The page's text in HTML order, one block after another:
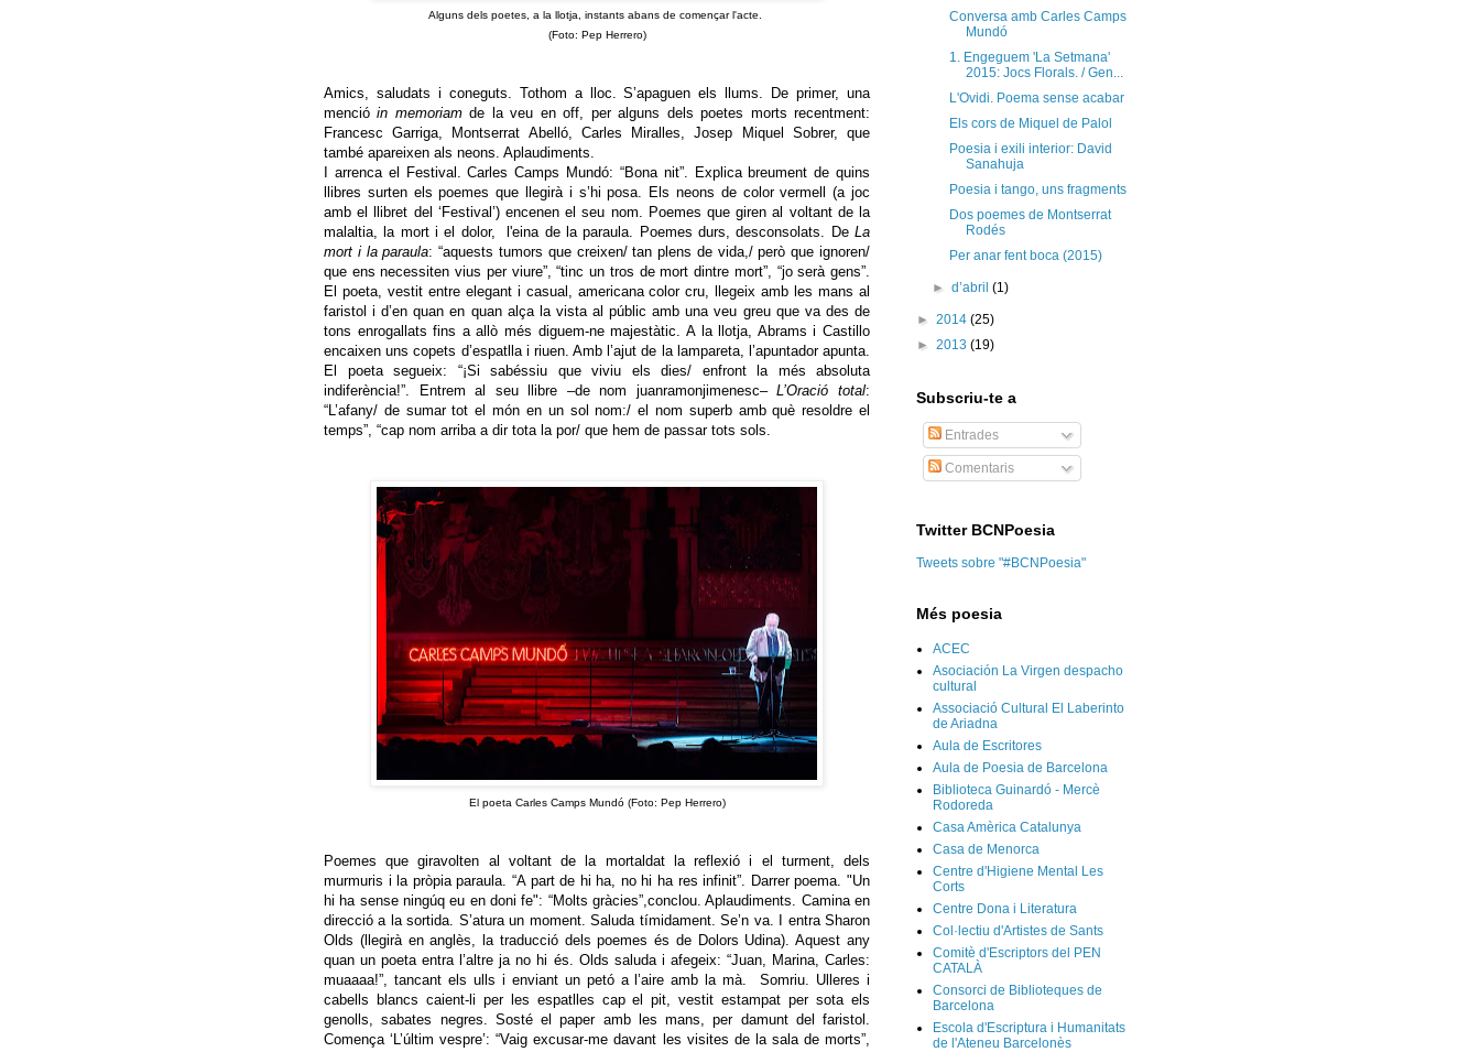
Alguns dels poetes, a la llotja, instants abans de començar l'acte.
(Foto: Pep Herrero)
Amics, saludats i coneguts. Tothom a lloc. S’apaguen els llums. De primer, una
mencióin memoriamde la veu en off, per alguns dels poetes morts recentment:
Francesc Garriga, Montserrat Abelló, Carles Miralles, Josep Miquel Sobrer, que
també apareixen als neons. Aplaudiments.
I arrenca el Festival. Carles Camps Mundó: “Bona nit”. Explica breument de quins
llibres surten els poemes que llegirà i s’hi posa. Els neons de color vermell (a joc
amb el llibret del ‘Festival’) encenen el seu nom. Poemes que giren al voltant de la
malaltia, la mort i el dolor, l'eina de la paraula. Poemes durs, desconsolats. DeLa
mort i la paraula: “aquests tumors que creixen/ tan plens de vida,/ però que ignoren/
que ens necessiten vius per viure”, “tinc un tros de mort dintre mort”, “jo serà gens”.
El poeta, vestit entre elegant i casual, americana color cru, llegeix amb les mans al
faristol i d’en quan en quan alça la vista al públic amb una veu greu que va des de
tons enrogallats fins a allò més diguem-ne majestàtic. A la llotja, Abrams i Castillo
encaixen uns copets d’espatlla i riuen. Amb l’ajut de la lampareta, l’apuntador apunta.
El poeta segueix: “¡Si sabéssiu que viviu els dies/ enfront la més absoluta
indiferència!”. Entrem al seu llibre –de nom juanramonjimenesc–L’Oració total:
“L’afany/ de sumar tot el món en un sol nom:/ el nom superb amb què resoldre el
temps”, “cap nom arriba a dir tota la por/ que hem de passar tots sols.
El poeta Carles Camps Mundó (Foto: Pep Herrero)
Poemes que giravolten al voltant de la mortaldat la reflexió i el turment, dels
murmuris i la pròpia paraula. “A part de hi ha, no hi ha res infinit”. Darrer poema. "Un
hi ha sense ningúq eu en doni fe": “Molts gràcies”,conclou. Aplaudiments. Camina en
direcció a la sortida. S’atura un moment. Saluda tímidament. Se’n va. I entra Sharon
Olds (llegirà en anglès, la traducció dels poemes és de Dolors Udina). Aquest any
quan un poeta entra l’altre ja no hi és. Olds saluda i afegeix: “Juan, Marina, Carles:
muaaaa!”, tancant els ulls i enviant un petó a l’aire amb la mà. Somriu. Ulleres i
cabells blancs caient-li per les espatlles cap el pit, vestit estampat per sota els
genolls, sabates negres. Sosté el paper amb les mans, per damunt del faristol.
Comença ‘L’últim vespre’: “Vaig excusar-me davant les visites de la sala de morts”,
Conversa amb Carles Camps
Mundó
1. Engeguem 'La Setmana'
2015: Jocs Florals. / Gen...
L'Ovidi. Poema sense acabar
Els cors de Miquel de Palol
Poesia i exili interior: David
Sanahuja
Poesia i tango, uns fragments
Dos poemes de Montserrat
Rodés
Per anar fent boca (2015)
►d’abril(1)
► 2014 (25)
► 2013 (19)
Subscriu-te a
Entrades
Comentaris
Twitter BCNPoesia
Tweets sobre "#BCNPoesia"
Més poesia
ACEC
Asociación La Virgen despacho
cultural
Associació Cultural El Laberinto
de Ariadna
Aula de Escritores
Aula de Poesia de Barcelona
Biblioteca Guinardó - Mercè
Rodoreda
Casa Amèrica Catalunya
Casa de Menorca
Centre d'Higiene Mental Les
Corts
Centre Dona i Literatura
Col·lectiu d'Artistes de Sants
Comitè d'Escriptors del PEN
CATALÀ
Consorci de Biblioteques de
Barcelona
Escola d'Escriptura i Humanitats
de l'Ateneu Barcelonès